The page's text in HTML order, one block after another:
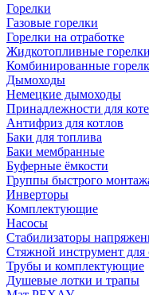
Горелки
Газовые горелки
Горелки на отработке
Жидкотопливные горелки
Комбинированные
Дымоходы
Немецкие дымоходы
Принадлежности для
Антифриз для котлов
Баки для топлива
Баки мембранные
Буферные ёмкости
Группы быстрого
Инверторы
Комплектующие
Насосы
Стабилизаторы
Стяжной инструмент для
Трубы и комплектующие
Душевые лотки и трапы